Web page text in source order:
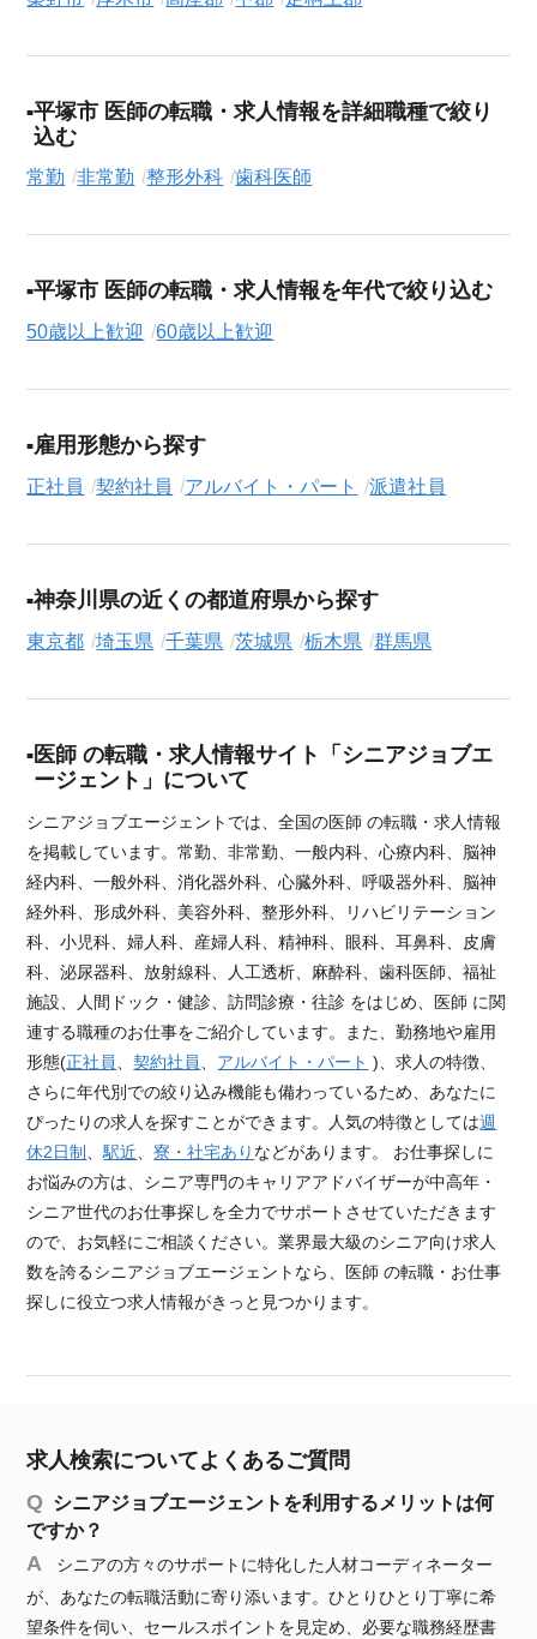
平塚市 医師の転職・求人情報を詳細職種で絞り
込む
常勤 非常勤 整形外科 歯科医師
平塚市 医師の転職・求人情報を年代で絞り込む
50歳以上歓迎 60歳以上歓迎
雇用形態から探す
正社員 契約社員 アルバイト・パート 派遣社員
神奈川県の近くの都道府県から探す
東京都 埼玉県 千葉県 茨城県 栃木県 群馬県
医師 の転職・求人情報サイト「シニアジョブエ
ージェント」について
シニアジョブエージェントでは、全国の医師 の転職・求人情報
を掲載しています。常勤、非常勤、一般内科、心療内科、脳神
経内科、一般外科、消化器外科、心臓外科、呼吸器外科、脳神
経外科、形成外科、美容外科、整形外科、リハビリテーション
科、小児科、婦人科、産婦人科、精神科、眼科、耳鼻科、皮膚
科、泌尿器科、放射線科、人工透析、麻酔科、歯科医師、福祉
施設、人間ドック・健診、訪問診療・往診 をはじめ、医師 に関
連する職種のお仕事をご紹介しています。また、勤務地や雇用
形態(正社員 、契約社員 アルバイト・パート )、求人の特徴、
さらに年代別での絞り込み機能も備わっているため、あなたに
ぴったりの求人を探すことができます。人気の特徴としては週
休2日制
、駅近 、寮・社宅あり などがあります。 お仕事探しに
お悩みの方は、シニア専門のキャリアアドバイザーが中高年・
シニア世代のお仕事探しを全力でサポートさせていただきます
ので、お気軽にご相談ください。業界最大級のシニア向け求人
数を誇るシニアジョブエージェントなら、医師 の転職・お仕事
探しに役立つ求人情報がきっと見つかります。
求人検索についてよくあるご質問
シニアジョブエージェントを利用するメリットは何
ですか？
シニアの方々のサポートに特化した人材コーディネーター
が、あなたの転職活動に寄り添います。ひとりひとり丁寧に希
望条件を伺い、セールスポイントを見定め、必要な職務経歴書